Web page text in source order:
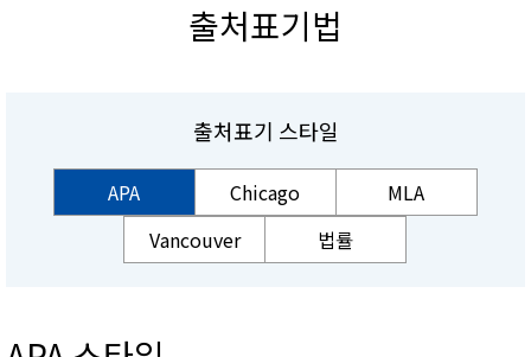
출처표기법
출처표기 스타일
APA Chicago
MLA
Vancouver
법률